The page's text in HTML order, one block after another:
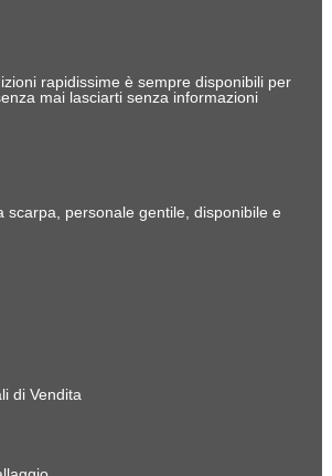
rapidissime è sempre disponibili per
mai lasciarti senza informazioni
scarpa, personale gentile, disponibile e
di Vendita